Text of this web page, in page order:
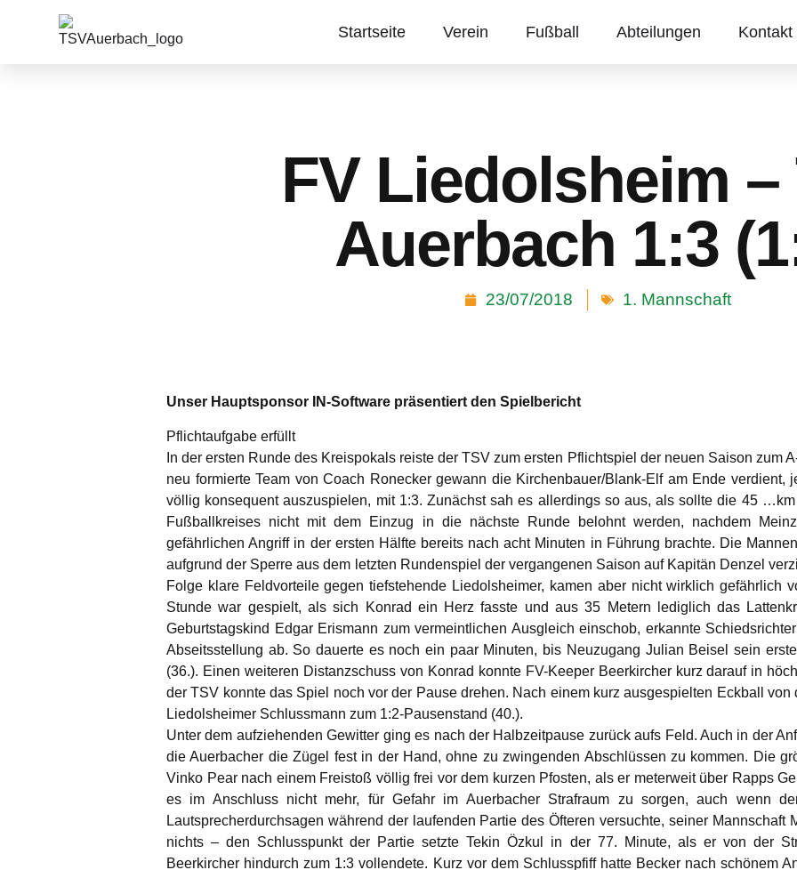
Startseite Verein Fußball Abteilungen Kontakt
FV Liedolsheim –
Auerbach 1:3
23/07/2018 1. Mannschaft
Unser Hauptsponsor IN-Software präsentiert den Spielbericht
Pflichtaufgabe erfüllt
In der ersten Runde des Kreispokals reiste der TSV zum ersten Pflichtspiel der neuen Saison zum
neu formierte Team von Coach Ronecker gewann die Kirchenbauer/Blank-Elf am Ende verdient,
völlig konsequent auszuspielen, mit 1:3. Zunächst sah es allerdings so aus, als sollte die 45
Fußballkreises nicht mit dem Einzug in die nächste Runde belohnt werden, nachdem
gefährlichen Angriff in der ersten Hälfte bereits nach acht Minuten in Führung brachte. Die
aufgrund der Sperre aus dem letzten Rundenspiel der vergangenen Saison auf Kapitän Denzel
Folge klare Feldvorteile gegen tiefstehende Liedolsheimer, kamen aber nicht wirklich gefährlich
Stunde war gespielt, als sich Konrad ein Herz fasste und aus 35 Metern lediglich das
Geburtstagskind Edgar Erismann zum vermeintlichen Ausgleich einschob, erkannte
Abseitsstellung ab. So dauerte es noch ein paar Minuten, bis Neuzugang Julian Beisel sein
(36.). Einen weiteren Distanzschuss von Konrad konnte FV-Keeper Beerkircher kurz darauf in
der TSV konnte das Spiel noch vor der Pause drehen. Nach einem kurz ausgespielten Eckball
Liedolsheimer Schlussmann zum 1:2-Pausenstand (40.).
Unter dem aufziehenden Gewitter ging es nach der Halbzeitpause zurück aufs Feld. Auch in der
die Auerbacher die Zügel fest in der Hand, ohne zu zwingenden Abschlüssen zu kommen. Die
Vinko Pear nach einem Freistoß völlig frei vor dem kurzen Pfosten, als er meterweit über Rapps
es im Anschluss nicht mehr, für Gefahr im Auerbacher Strafraum zu sorgen, auch wenn
Lautsprecherdurchsagen während der laufenden Partie des Öfteren versuchte, seiner Mannschaft
nichts – den Schlusspunkt der Partie setzte Tekin Özkul in der 77. Minute, als er von der
Beerkircher hindurch zum 1:3 vollendete. Kurz vor dem Schlusspfiff hatte Becker nach schönem